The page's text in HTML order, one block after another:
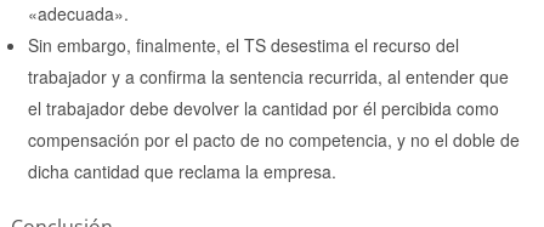
«adecuada».
Sin embargo, finalmente, el TS desestima el recurso del
trabajador y a confirma la sentencia recurrida, al entender que
el trabajador debe devolver la cantidad por él percibida como
compensación por el pacto de no competencia, y no el doble de
dicha cantidad que reclama la empresa.